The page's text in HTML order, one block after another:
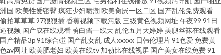
洲国 欧美性爱密臀疯狂少妇喷潮欧美肏屄一区二区 国产乱伦免费观看
偷拍草草草97狠狠插香蕉视频下载污版 三级黄色视频网址 午夜99 91日
逼视频 国产成在线观看萌白酱一线天 乱伦五月天婷婷 美腿丝袜在线观看
国产精品3p 91综合碰 国产乱女乱 成人xxxxx 日韩伦理片91色爱免费黄
色av网址 欧美肥老妇 欧美在线tv 加勒比在线视屏 国产美女在线免费91